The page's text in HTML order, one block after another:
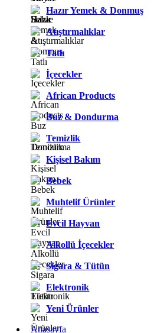
Hazır Yemek & Donmuş
Atıştırmalıklar
Tatlı
İçecekler
African Products
Buz & Dondurma
Temizlik
Kişisel Bakım
Bebek
Muhtelif Ürünler
Evcil Hayvan
Alkollü İçecekler
Sigara & Tütün
Elektronik
Yeni Ürünler
Anasayfa